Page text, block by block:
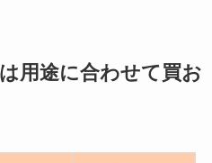
用途に合わせて買お